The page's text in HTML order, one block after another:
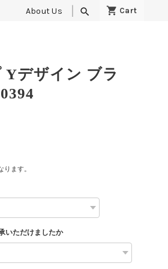
About Us search
デザイン ブラ
ます。
いただけましたか